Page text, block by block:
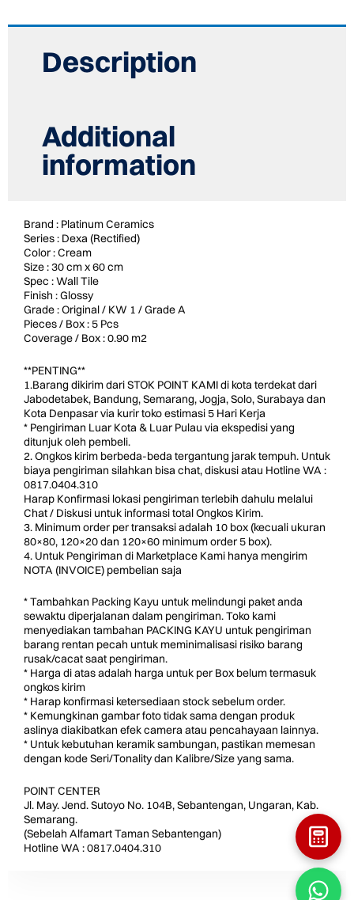
Description
Additional
information
Brand : Platinum Ceramics
Series : Dexa (Rectified)
Color : Cream
Size : 30 cm x 60 cm
Spec : Wall Tile
Finish : Glossy
Grade : Original / KW 1 / Grade A
Pieces / Box : 5 Pcs
Coverage / Box : 0.90 m2
**PENTING**
1.Barang dikirim dari STOK POINT KAMI di kota terdekat dari
Jabodetabek, Bandung, Semarang, Jogja, Solo, Surabaya dan
Kota Denpasar via kurir toko estimasi 5 Hari Kerja
* Pengiriman Luar Kota & Luar Pulau via ekspedisi yang
ditunjuk oleh pembeli.
2. Ongkos kirim berbeda-beda tergantung jarak tempuh. Untuk
biaya pengiriman silahkan bisa chat, diskusi atau Hotline WA :
0817.0404.310
Harap Konfirmasi lokasi pengiriman terlebih dahulu melalui
Chat / Diskusi untuk informasi total Ongkos Kirim.
3. Minimum order per transaksi adalah 10 box (kecuali ukuran
80×80, 120×20 dan 120×60 minimum order 5 box).
4. Untuk Pengiriman di Marketplace Kami hanya mengirim
NOTA (INVOICE) pembelian saja
* Tambahkan Packing Kayu untuk melindungi paket anda
sewaktu diperjalanan dalam pengiriman. Toko kami
menyediakan tambahan PACKING KAYU untuk pengiriman
barang rentan pecah untuk meminimalisasi risiko barang
rusak/cacat saat pengiriman.
* Harga di atas adalah harga untuk per Box belum termasuk
ongkos kirim
* Harap konfirmasi ketersediaan stock sebelum order.
* Kemungkinan gambar foto tidak sama dengan produk
aslinya diakibatkan efek camera atau pencahayaan lainnya.
* Untuk kebutuhan keramik sambungan, pastikan memesan
dengan kode Seri/Tonality dan Kalibre/Size yang sama.
POINT CENTER
Jl. May. Jend. Sutoyo No. 104B, Sebantengan, Ungaran, Kab.
Semarang.
(Sebelah Alfamart Taman Sebantengan)
Hotline WA : 0817.0404.310